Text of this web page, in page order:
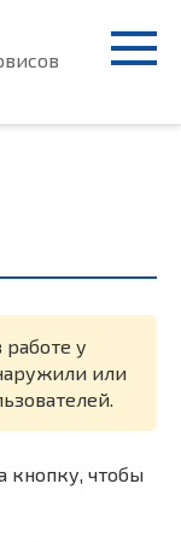
работе у
или
кнопку, чтобы